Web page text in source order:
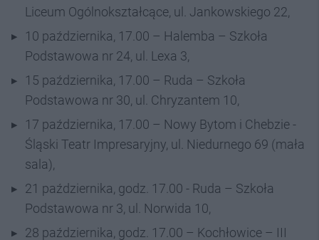
Liceum Ogólnokształcące, ul. Jankowskiego 22,
10 października, 17.00 – Halemba – Szkoła
Podstawowa nr 24, ul. Lexa 3,
15 października, 17.00 – Ruda – Szkoła
Podstawowa nr 30, ul. Chryzantem 10,
17 października, 17.00 – Nowy Bytom i Chebzie -
Śląski Teatr Impresaryjny, ul. Niedurnego 69 (mała
sala),
21 października, godz. 17.00 - Ruda – Szkoła
Podstawowa nr 3, ul. Norwida 10,
28 października, godz. 17.00 – Kochłowice – III